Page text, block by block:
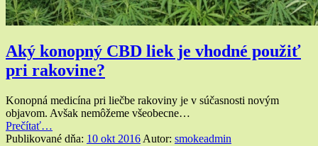
Aký konopný CBD liek je vhodné použiť
pri rakovine?
Konopná medicína pri liečbe rakoviny je v súčasnosti novým
objavom. Avšak nemôžeme všeobecne…
Prečítať“Aký
konopný
…
Publikované dňa: 10 okt 2016 Autor: smokeadmin